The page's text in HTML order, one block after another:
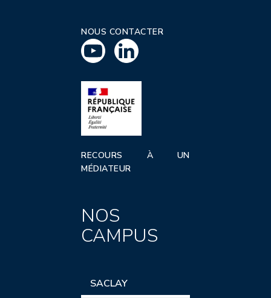
NOUS CONTACTER
RECOURS À UN
MÉDIATEUR
NOS
CAMPUS
SACLAY